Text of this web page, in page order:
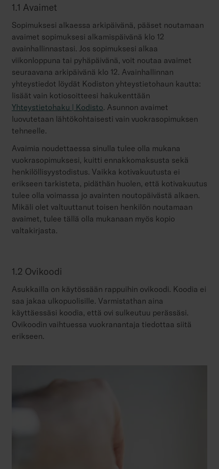
1.1 Avaimet
Sopimuksesi alkaessa arkipäivänä, pääset noutamaan
avaimet sopimuksesi alkamispäivänä klo 12
avainhallinnastasi. Jos sopimuksesi alkaa
viikonloppuna tai pyhäpäivänä, voit noutaa avaimet
seuraavana arkipäivänä klo 12. Avainhallinnan
yhteystiedot löydät Kodiston yhteystietohaun kautta:
lisäät vain kotiosoitteesi hakukenttään
Yhteystietohaku | Kodisto. Asunnon avaimet
luovutetaan lähtökohtaisesti vain vuokrasopimuksen
tehneelle.
Avaimia noudettaessa sinulla tulee olla mukana
vuokrasopimuksesi, kuitti ennakkomaksusta sekä
henkilöllisyystodistus. Vaikka kotivakuutusta ei
erikseen tarkisteta, pidäthän huolen, että kotivakuutus
tulee olla voimassa jo avainten noutopäivästä alkaen.
Mikäli olet valtuuttanut toisen henkilön noutamaan
avaimet, tulee tällä olla mukanaan myös kopio
valtakirjasta.
1.2 Ovikoodi
Asukkailla on käytössään rappuihin ovikoodi. Koodia ei
saa jakaa ulkopuolisille. Varmistathan aina
käyttäessäsi koodia, että ovi sulkeutuu perässäsi.
Ovikoodin vaihtuessa vuokranantaja tiedottaa siitä
erikseen.